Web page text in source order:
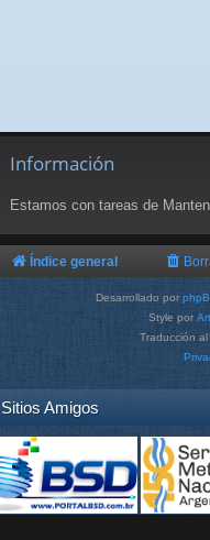
Información
Estamos con tareas de
Índice general
Desarrollado por
Style por
Traducción
Sitios Amigos